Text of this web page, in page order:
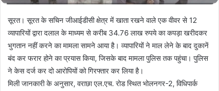
सूरत। सूरत के सचिन जीआईडीसी क्षेत्र में खाता रखने वाले एक वीवर से 12
व्यापारियों द्वारा दलाल के माध्यम से करीब 34.76 लाख रुपये का कपड़ा खरीदकर
भुगतान नहीं करने का मामला सामने आया है। व्यापारियों ने माल लेने के बाद दुकानें
बंद कर फरार होने का प्रयास किया, जिसके बाद मामला पुलिस तक पहुंचा। पुलिस
ने केस दर्ज कर दो आरोपियों को गिरफ्तार कर लिया है।
मिली जानकारी के अनुसार, वराछा एल.एच. रोड स्थित भोलनगर-2, विधिपार्क